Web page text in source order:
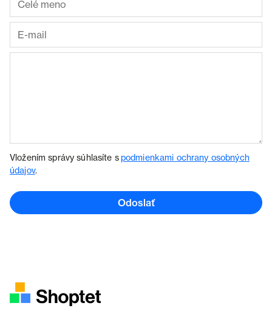
Vložením správy súhlasíte spodmienkami ochrany osobných
údajov.
Odoslať